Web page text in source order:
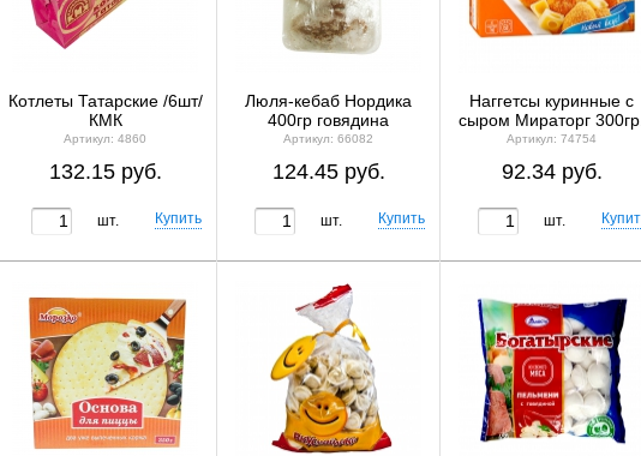
Котлеты Татарские /6шт/
КМК
Артикул: 4860
132.15 руб.
шт.
Люля-кебаб Нордика
400гр говядина
Артикул: 66082
124.45 руб.
шт.
Наггетсы куринные с
сыром Мираторг 300гр.
Артикул: 74754
92.34 руб.
шт.